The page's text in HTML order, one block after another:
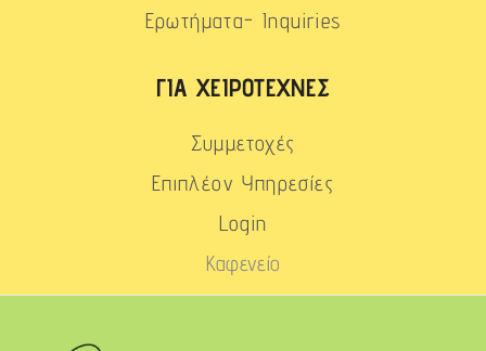
Ερωτήματα- Inquiries
ΓΙΑ ΧΕΙΡΟΤΈΧΝΕΣ
Συμμετοχές
Επιπλέον Υπηρεσίες
Login
Καφενείο